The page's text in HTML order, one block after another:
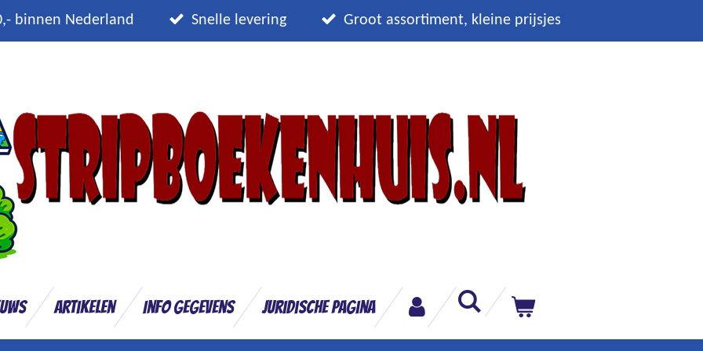
binnen Nederland Snelle levering Groot assortiment, kleine prijsjes
Artikelen Info gegevens Juridische pagina